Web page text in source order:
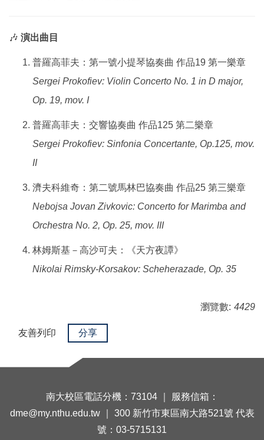
🎶 演出曲目
普羅高菲夫：第一號小提琴協奏曲 作品19 第一樂章
Sergei Prokofiev: Violin Concerto No. 1 in D major,
Op. 19, mov. I
普羅高菲夫：交響協奏曲 作品125 第二樂章
Sergei Prokofiev: Sinfonia Concertante, Op.125, mov.
II
濟夫科維奇：第二號馬林巴協奏曲 作品25 第三樂章
Nebojsa Jovan Zivkovic: Concerto for Marimba and
Orchestra No. 2, Op. 25, mov. III
林姆斯基－高沙可夫：《天方夜譚》
Nikolai Rimsky-Korsakov: Scheherazade, Op. 35
瀏覽數: 4429
友善列印 分享
南大校區電話分機：73104 ｜ 服務信箱：
dme@my.nthu.edu.tw ｜ 300 新竹市東區南大路521號 代表
號：03-5715131